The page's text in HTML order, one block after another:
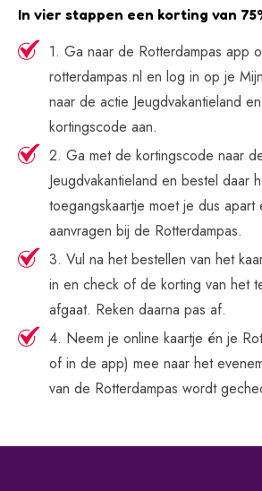
In vier stappen een korting van
1. Ga naar de Rotterdampas app
rotterdampas.nl en log in op je
naar de actie Jeugdvakantieland
kortingscode aan.
2. Ga met de kortingscode naar
Jeugdvakantieland en bestel daar
toegangskaartje moet je dus apart
aanvragen bij de Rotterdampas.
3. Vul na het bestellen van het
in en check of de korting van het
afgaat. Reken daarna pas af.
4. Neem je online kaartje én je
of in de app) mee naar het
van de Rotterdampas wordt